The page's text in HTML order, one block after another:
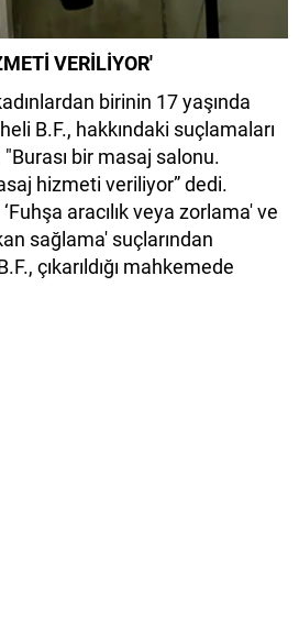
VERİLİYOR'
birinin 17 yaşında
B.F., hakkındaki suçlamaları
bir masaj salonu.
hizmeti veriliyor” dedi.
aracılık veya zorlama' ve
sağlama' suçlarından
çıkarıldığı mahkemede